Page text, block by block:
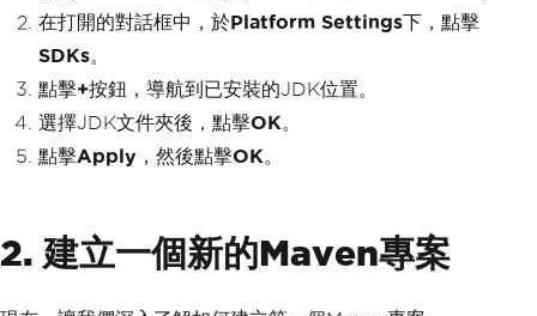
在打開的對話框中，於Platform Settings下，點擊
SDKs。
點擊+按鈕，導航到已安裝的JDK位置。
選擇JDK文件夾後，點擊OK。
點擊Apply ，然後點擊OK。
2. 建立一個新的Maven專案